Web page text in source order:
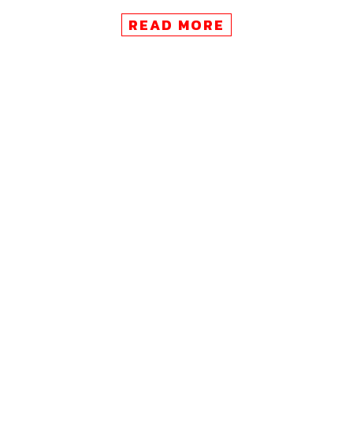
ณัฐพงษ์ระบุว่า เพื่อไม่ให้เวลา จะขออนุญาตประธานในที่
ประชุมใช้เวลาตั้งกระทู้ถามลอย เพื่อส่งเป็นคำถามหรือ
READ MORE